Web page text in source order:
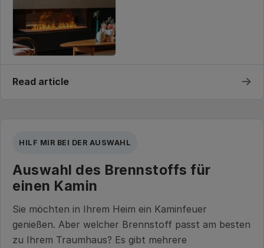
Read article →
HILF MIR BEI DER AUSWAHL
Auswahl des Brennstoffs für
einen Kamin
Sie möchten in Ihrem Heim ein Kaminfeuer
genießen. Aber welcher Brennstoff passt am besten
zu Ihrem Traumhaus? Es gibt mehrere